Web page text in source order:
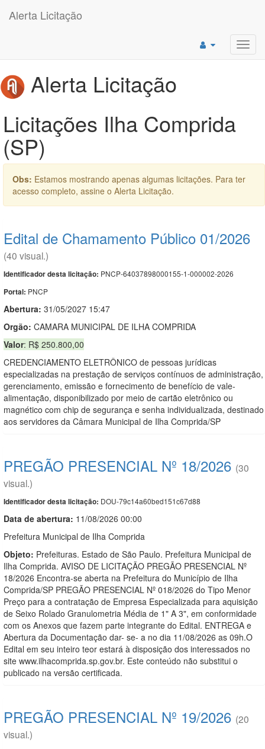
Alerta Licitação
Alerta Licitação
Licitações Ilha Comprida
(SP)
Obs: Estamos mostrando apenas algumas licitações. Para ter
acesso completo, assine o Alerta Licitação.
Edital de Chamamento Público 01/2026
(40 visual.)
Identificador desta licitação: PNCP-64037898000155-1-000002-2026
Portal: PNCP
Abertura: 31/05/2027 15:47
Orgão: CAMARA MUNICIPAL DE ILHA COMPRIDA
Valor: R$ 250.800,00
CREDENCIAMENTO ELETRÔNICO de pessoas jurídicas
especializadas na prestação de serviços contínuos de administração,
gerenciamento, emissão e fornecimento de benefício de vale-
alimentação, disponibilizado por meio de cartão eletrônico ou
magnético com chip de segurança e senha individualizada, destinado
aos servidores da Câmara Municipal de Ilha Comprida/SP
PREGÃO PRESENCIAL Nº 18/2026 (30
visual.)
Identificador desta licitação: DOU-79c14a60bed151c67d88
Data de abertura: 11/08/2026 00:00
Prefeitura Municipal de Ilha Comprida
Objeto: Prefeituras. Estado de São Paulo. Prefeitura Municipal de
Ilha Comprida. AVISO DE LICITAÇÃO PREGÃO PRESENCIAL Nº
18/2026 Encontra-se aberta na Prefeitura do Município de Ilha
Comprida/SP PREGÃO PRESENCIAL Nº 018/2026 do Tipo Menor
Preço para a contratação de Empresa Especializada para aquisição
de Seixo Rolado Granulometria Média de 1" A 3", em conformidade
com os Anexos que fazem parte integrante do Edital. ENTREGA e
Abertura da Documentação dar- se- a no dia 11/08/2026 as 09h.O
Edital em seu inteiro teor estará à disposição dos interessados no
site www.ilhacomprida.sp.gov.br. Este conteúdo não substitui o
publicado na versão certificada.
PREGÃO PRESENCIAL Nº 19/2026 (20
visual.)